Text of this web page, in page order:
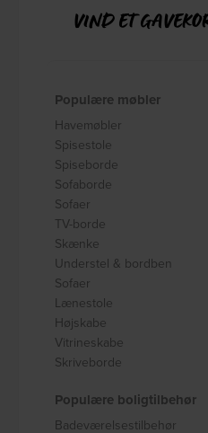
VIND ET
Populære møbler
Havemøbler
Spisestole
Spiseborde
Sofaborde
Sofaer
TV-borde
Skænke
Understel & bordben
Sofaer
Lænestole
Højskabe
Vitrineskabe
Skriveborde
Populære boligtilbehør
Badeværelsestilbehør